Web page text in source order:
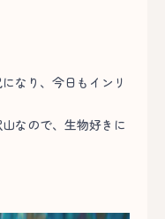
なり、今日もインリ
なので、生物好きに